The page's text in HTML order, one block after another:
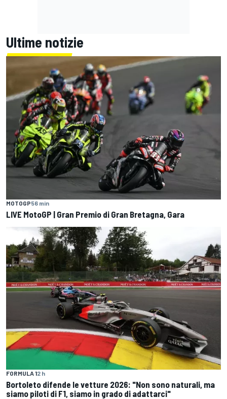
Ultime notizie
MOTOGP56 min
LIVE MotoGP | Gran Premio di Gran Bretagna, Gara
FORMULA 12 h
Bortoleto difende le vetture 2026: "Non sono naturali, ma
siamo piloti di F1, siamo in grado di adattarci"